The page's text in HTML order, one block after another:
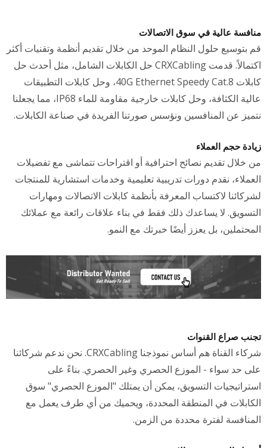
منافسة عالية في سوق الاتصالات
قم بتوسيع حلول النظام الموحد من خلال تقديم أنظمة وتقنيات أكثر
اكتمالاً. قدمت CRXCabling حل الكابلات الشامل، مثل أحدث حل
كابلات 40G Ethernet Speedy Cat.8، وحل كابلات التطبيقات
عالية الكثافة، وحل كابلات خارجية مقاومة للماء IP68، مما يجعلنا
نتميز عن المنافسين ونؤسس صورتنا الفريدة في صناعة الكابلات.
زيادة حجم العملاء
من خلال تقديم نصائح احترافية أو اقتراحات تتماشى مع تفضيلات
العملاء، نقدم دورات تدريبية تعليمية وخدمات استشارية للمنتجات
لشركائنا لاكتساب المعرفة بأنظمة كابلات الاتصالات ومهارات
التسويق. لا يساعدك ذلك فقط في بناء علاقات رائعة مع عملائك
المحتملين، بل يعزز أيضًا خبرتك مع النمو.
تجنب صراع القنوات
شركاء القناة هم أساس نموذجنا CRXCabling. نحن ندعم شركائنا
على حد سواء - الموزع الحصري وغير الحصري. بناءً على
استراتيجيات التسويق، يمكن أن يمتلك "الموزع الحصري" سوق
الكابلات في المنطقة المحددة، ويحميك من أي طرف يعمل مع
المنافسة لفترة محددة من الزمن.